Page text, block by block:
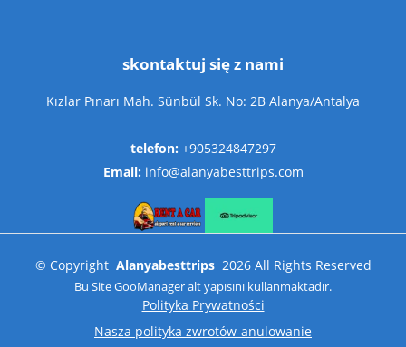
skontaktuj się z nami
Kızlar Pınarı Mah. Sünbül Sk. No: 2B Alanya/Antalya
telefon: +905324847297
Email: info@alanyabesttrips.com
© Copyright Alanyabesttrips 2026 All Rights Reserved
Bu SiteGooManageralt yapısını kullanmaktadır.
Polityka Prywatności
Nasza polityka zwrotów-anulowanie